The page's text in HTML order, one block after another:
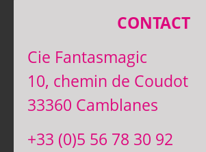
CONTACT
Cie Fantasmagic
10, chemin de Coudot
33360 Camblanes
+33 (0)5 56 78 30 92